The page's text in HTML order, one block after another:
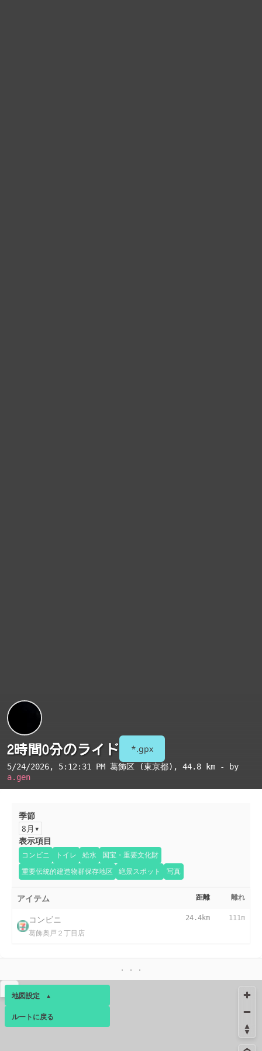
2時間0分のライド *.gpx
5/24/2026, 5:12:31 PM 葛飾区 (東京都) , 44.8 km - by
a.gen
季節
8月
表示項目
コンビニ トイレ 給水
国宝・重要文化財
重要伝統的建造物群保存地区
絶景スポット 写真
アイテム 距離 離れ
コンビニ
葛飾奥戸２丁目店
24.4km 111m
地図設定 ▴
ベース ▴
ルートに戻る